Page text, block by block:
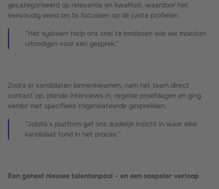
gecategoriseerd op relevantie en kwaliteit, waardoor het
eenvoudig werd om te focussen op de juiste profielen.
“Het systeem hielp ons snel te beslissen wie we moesten
uitnodigen voor een gesprek.”
Zodra er kandidaten binnenkwamen, nam het team direct
contact op, plande interviews in, regelde proefdagen en ging
verder met specifieke rolgerelateerde gesprekken.
“Jobilla’s platform gaf ons duidelijk inzicht in waar elke
kandidaat tond in het proces.”
Een geheel nieuwe talentenpool - en een soepeler verloop